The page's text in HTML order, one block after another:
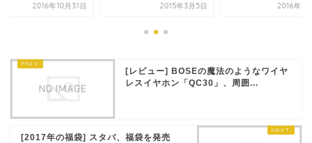
2015年3月5日 2016年6月17日
[レビュー] BOSEの魔法のようなワイヤ
レスイヤホン「QC30」、周囲...
[2017年の福袋] スタバ、福袋を発売